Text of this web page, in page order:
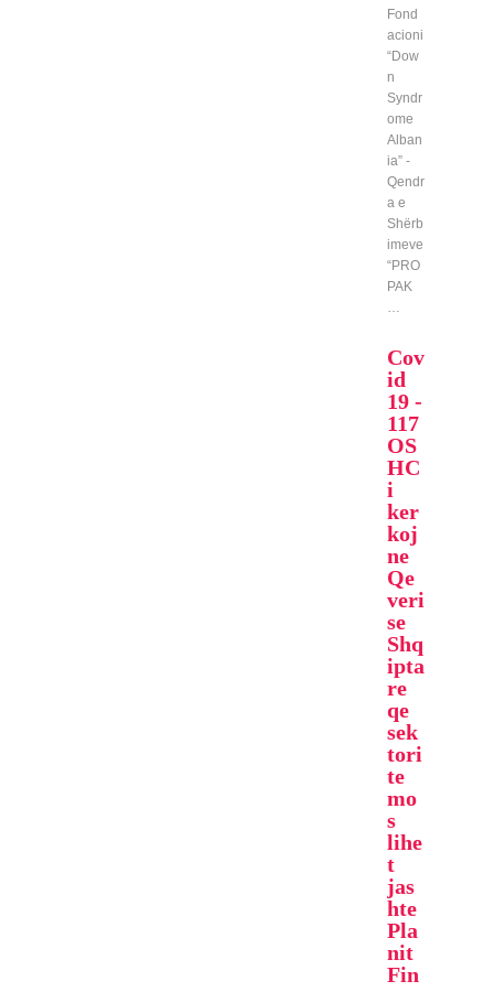
Fond
acioni
“Dow
n
Syndr
ome
Alban
ia” -
Qendr
a e
Shërb
imeve
“PRO
PAK
…
Cov
id
19 -
117
OS
HC
i
ker
koj
ne
Qe
veri
se
Shq
ipta
re
qe
sek
tori
te
mo
s
lihe
t
jas
hte
Pla
nit
Fin